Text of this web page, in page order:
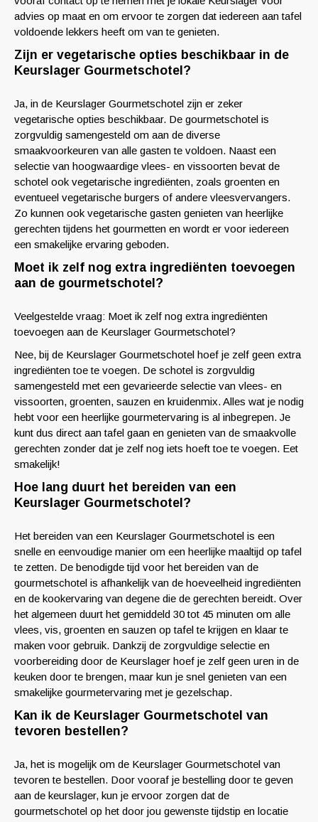
advies op maat en om ervoor te zorgen dat iedereen aan tafel
voldoende lekkers heeft om van te genieten.
Zijn er vegetarische opties beschikbaar in de
Keurslager Gourmetschotel?
Ja, in de Keurslager Gourmetschotel zijn er zeker
vegetarische opties beschikbaar. De gourmetschotel is
zorgvuldig samengesteld om aan de diverse
smaakvoorkeuren van alle gasten te voldoen. Naast een
selectie van hoogwaardige vlees- en vissoorten bevat de
schotel ook vegetarische ingrediënten, zoals groenten en
eventueel vegetarische burgers of andere vleesvervangers.
Zo kunnen ook vegetarische gasten genieten van heerlijke
gerechten tijdens het gourmetten en wordt er voor iedereen
een smakelijke ervaring geboden.
Moet ik zelf nog extra ingrediënten toevoegen
aan de gourmetschotel?
Veelgestelde vraag: Moet ik zelf nog extra ingrediënten
toevoegen aan de Keurslager Gourmetschotel?
Nee, bij de Keurslager Gourmetschotel hoef je zelf geen extra
ingrediënten toe te voegen. De schotel is zorgvuldig
samengesteld met een gevarieerde selectie van vlees- en
vissoorten, groenten, sauzen en kruidenmix. Alles wat je nodig
hebt voor een heerlijke gourmetervaring is al inbegrepen. Je
kunt dus direct aan tafel gaan en genieten van de smaakvolle
gerechten zonder dat je zelf nog iets hoeft toe te voegen. Eet
smakelijk!
Hoe lang duurt het bereiden van een
Keurslager Gourmetschotel?
Het bereiden van een Keurslager Gourmetschotel is een
snelle en eenvoudige manier om een heerlijke maaltijd op tafel
te zetten. De benodigde tijd voor het bereiden van de
gourmetschotel is afhankelijk van de hoeveelheid ingrediënten
en de kookervaring van degene die de gerechten bereidt. Over
het algemeen duurt het gemiddeld 30 tot 45 minuten om alle
vlees, vis, groenten en sauzen op tafel te krijgen en klaar te
maken voor gebruik. Dankzij de zorgvuldige selectie en
voorbereiding door de Keurslager hoef je zelf geen uren in de
keuken door te brengen, maar kun je snel genieten van een
smakelijke gourmetervaring met je gezelschap.
Kan ik de Keurslager Gourmetschotel van
tevoren bestellen?
Ja, het is mogelijk om de Keurslager Gourmetschotel van
tevoren te bestellen. Door vooraf je bestelling door te geven
aan de keurslager, kun je ervoor zorgen dat de
gourmetschotel op het door jou gewenste tijdstip en locatie